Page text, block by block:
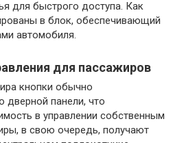
для быстрого доступа. Как
в блок, обеспечивающий
автомобиля.
для пассажиров
кнопки обычно
дверной панели, что
в управлении собственным
в свою очередь, получают